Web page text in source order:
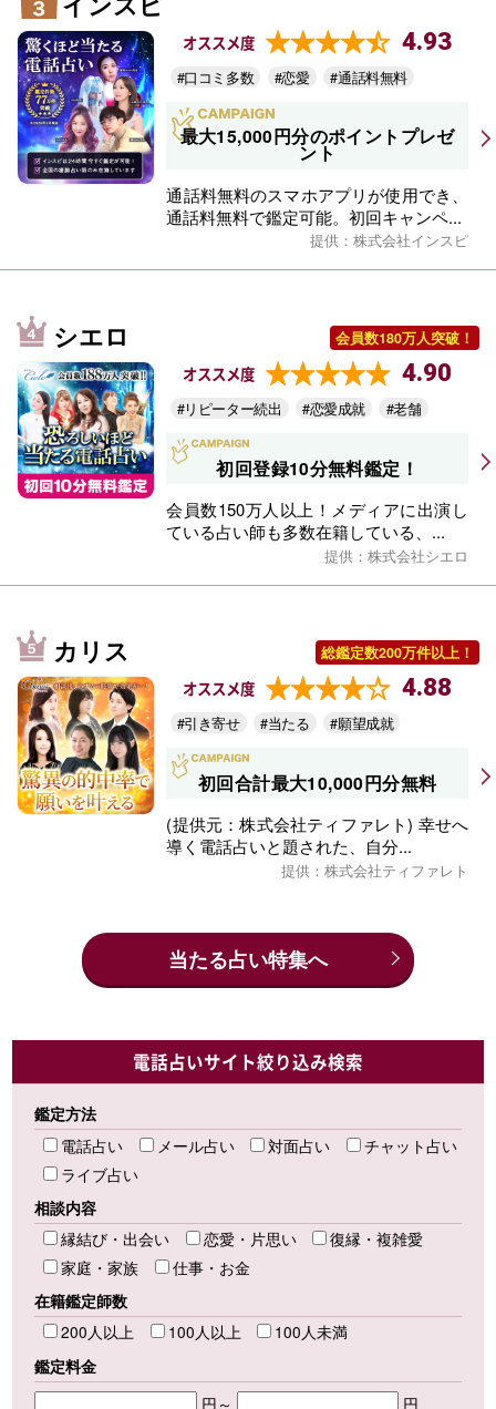
オススメ度 4.93
#口コミ多数 #恋愛 #通話料無料
最大15,000円分のポイントプレゼ
ント
通話料無料のスマホアプリが使用でき、
通話料無料で鑑定可能。初回キャンペ...
提供：株式会社インスピ
シエロ 会員数180万人突破！
オススメ度 4.90
#リピーター続出 #恋愛成就 #老舗
初回登録10分無料鑑定！
会員数150万人以上！メディアに出演し
ている占い師も多数在籍している、...
提供：株式会社シエロ
カリス 総鑑定数200万件以上！
オススメ度 4.88
#引き寄せ #当たる #願望成就
初回合計最大10,000円分無料
(提供元：株式会社ティファレト) 幸せへ
導く電話占いと題された、自分...
提供：株式会社ティファレト
当たる占い特集へ
電話占いサイト絞り込み検索
鑑定方法
電話占い
メール占い 対面占い
チャット占い
ライブ占い
相談内容
縁結び・出会い
恋愛・片思い
復縁・複雑愛
家庭・家族
仕事・お金
在籍鑑定師数
200人以上
100人以上
100人未満
鑑定料金
円～
円